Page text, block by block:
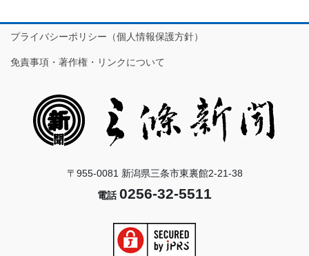
プライバシーポリシー（個人情報保護方針）
免責事項・著作権・リンクについて
〒955-0081 新潟県三条市東裏館2-21-38
電話0256-32-5511